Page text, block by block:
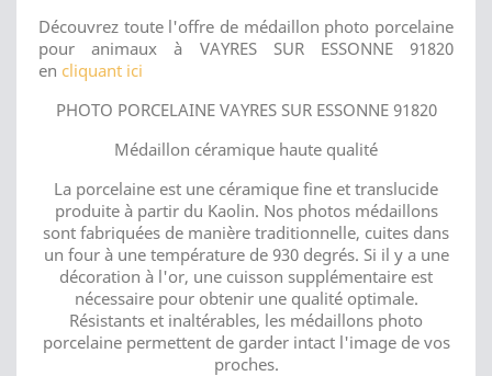
Découvrez toute l'offre de médaillon photo porcelaine
pour animaux à VAYRES SUR ESSONNE 91820
en cliquant ici
PHOTO PORCELAINE VAYRES SUR ESSONNE 91820
Médaillon céramique haute qualité
La porcelaine est une céramique fine et translucide
produite à partir du Kaolin. Nos photos médaillons
sont fabriquées de manière traditionnelle, cuites dans
un four à une température de 930 degrés. Si il y a une
décoration à l'or, une cuisson supplémentaire est
nécessaire pour obtenir une qualité optimale.
Résistants et inaltérables, les médaillons photo
porcelaine permettent de garder intact l'image de vos
proches.